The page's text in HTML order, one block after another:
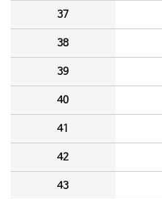
37
38
39
40
41
42
43